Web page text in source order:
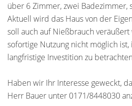
über 6 Zimmer, zwei Badezimmer,
Aktuell wird das Haus von der
soll auch auf Nießbrauch
sofortige Nutzung nicht möglich ist,
langfristige Investition zu
Haben wir Ihr Interesse geweckt,
Herr Bauer unter 0171/8448030